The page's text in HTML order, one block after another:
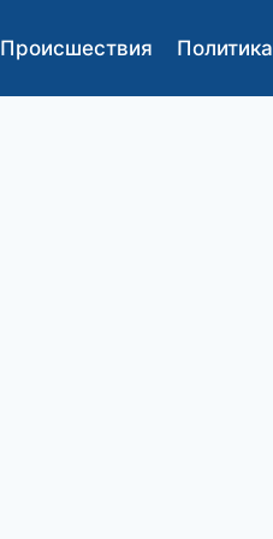
Происшествия Политика